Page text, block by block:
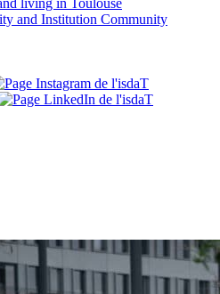
living in Toulouse
and Institution Community